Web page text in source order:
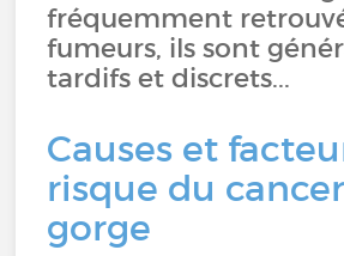
fréquemment
fumeurs, ils sont
tardifs et discrets...
Causes et
risque du
gorge